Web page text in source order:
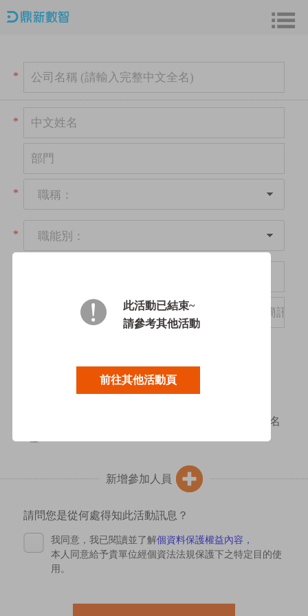
此活動已結束~
請參考其他活動
前往其他活動頁
*
*
* 職稱：
* 職能別：
全部報名完後，要到下方點選立即報名才算完成報名
新增參加人員
請問您是從何處得知此活動訊息？
我同意，我已閱讀並了解個資料保護權益內容，
本人同意給予貴單位經個資法法規保護下之特定目的使
用。